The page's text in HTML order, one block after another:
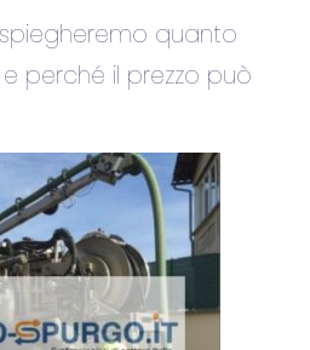
quanto
perché il prezzo può